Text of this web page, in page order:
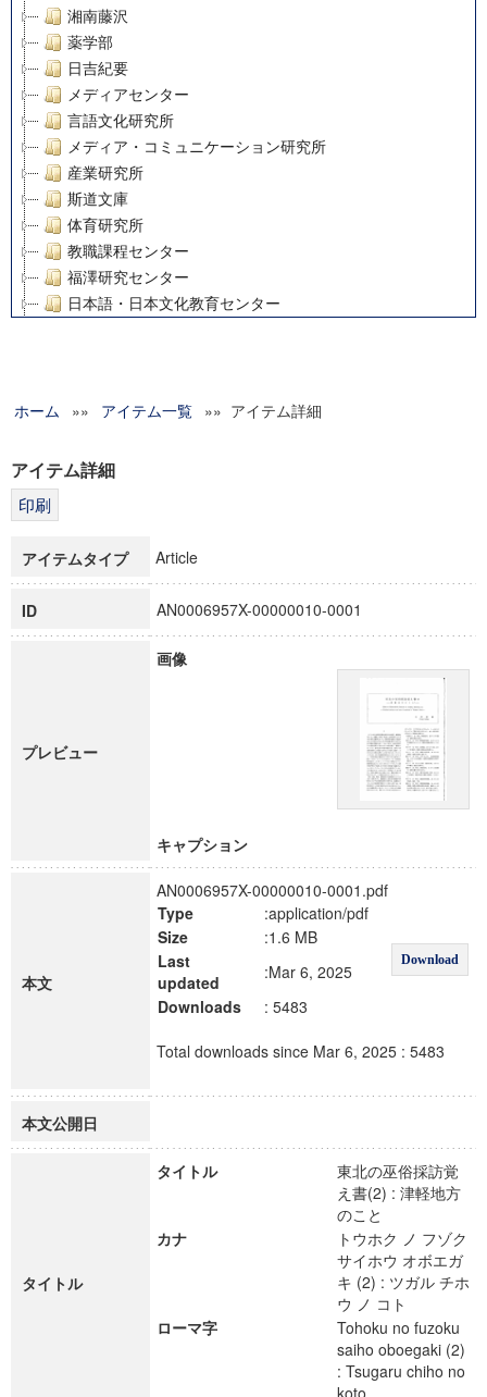
湘南藤沢
薬学部
日吉紀要
メディアセンター
言語文化研究所
メディア・コミュニケーション研究所
産業研究所
斯道文庫
体育研究所
教職課程センター
福澤研究センター
日本語・日本文化教育センター
グローバルリサーチインスティテュート
科学研究費補助金研究成果報告書
博士課程教育リーディングプログラム「超成熟社会発展のサ
ホーム »» アイテム一覧 »» アイテム詳細
アイテム詳細
アイテムタイプ Article
ID AN0006957X-00000010-0001
プレビュー
画像
キャプション
本文
AN0006957X-00000010-0001.pdf
Type
:application/pdf
Download
Size
:1.6 MB
Last
updated
:Mar 6, 2025
Downloads
: 5483
Total downloads since Mar 6, 2025 : 5483
本文公開日
タイトル
タイトル
東北の巫俗採訪覚
え書(2) : 津軽地方
のこと
カナ
トウホク ノ フゾク
サイホウ オボエガ
キ (2) : ツガル チホ
ウ ノ コト
ローマ字
Tohoku no fuzoku
saiho oboegaki (2)
: Tsugaru chiho no
koto